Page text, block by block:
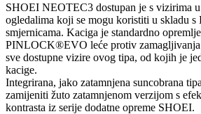
SHOEI NEOTEC3 dostupan je s vizirima
ogledalima koji se mogu koristiti u skladu
smjernicama. Kaciga je standardno
PINLOCK®EVO leće protiv zamagljivanja
sve dostupne vizire ovog tipa, od kojih je
kacige.
Integrirana, jako zatamnjena suncobrana
zamijeniti žuto zatamnjenom verzijom s
kontrasta iz serije dodatne opreme SHOEI.